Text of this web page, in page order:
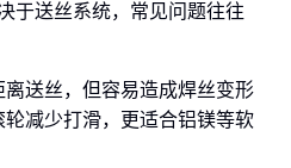
于送丝系统，常见问题往往
离送丝，但容易造成焊丝变形
轮减少打滑，更适合铝镁等软